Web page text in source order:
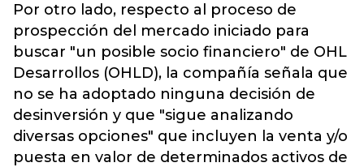
Por otro lado, respecto al proceso de
prospección del mercado iniciado para
buscar "un posible socio financiero" de OHL
Desarrollos (OHLD), la compañía señala que
no se ha adoptado ninguna decisión de
desinversión y que "sigue analizando
diversas opciones" que incluyen la venta y/o
puesta en valor de determinados activos de